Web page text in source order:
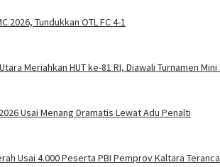
2026, Tundukkan OTL FC 4-1
Meriahkan HUT ke-81 RI, Diawali Turnamen
Usai Menang Dramatis Lewat Adu Penalti
Usai 4.000 Peserta PBI Pemprov Kaltara